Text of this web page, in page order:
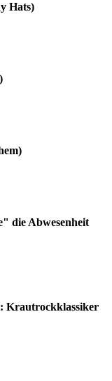
Hats)
die Abwesenheit
Krautrockklassiker